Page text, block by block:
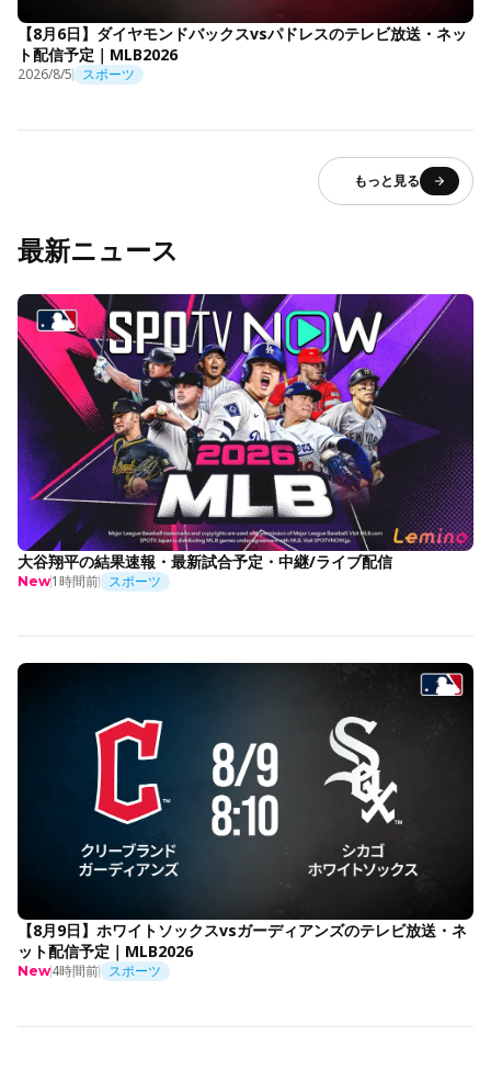
【8月6日】ダイヤモンドバックスvsパドレスのテレビ放送・ネッ
ト配信予定｜MLB2026
2026/8/5 スポーツ
もっと見る
最新ニュース
大谷翔平の結果速報・最新試合予定・中継/ライブ配信
New1時間前 スポーツ
【8月9日】ホワイトソックスvsガーディアンズのテレビ放送・ネ
ット配信予定｜MLB2026
New4時間前 スポーツ